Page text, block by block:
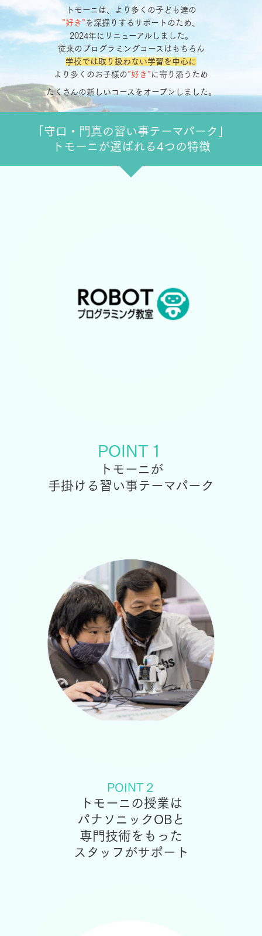
トモーニは、より多くの子ども達の
”好き” を深掘りするサポートのため、
2024年にリニューアルしました。
従来のプログラミングコースはもちろん
学校では取り扱わない学習を中心に
より多くのお子様の”好き” に寄り添うため
たくさんの新しいコースをオープンしました。
「守口・門真の習い事テーマパーク」
トモーニが選ばれる4つの特徴
POINT１
トモーニが
手掛ける習い事テーマパーク
POINT２
トモーニの授業は
パナソニックOBと
専門技術をもった
スタッフがサポート